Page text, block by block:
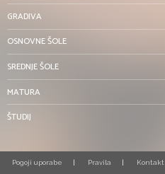
GRADIVA
OSNOVNE ŠOLE
SREDNJE ŠOLE
MATURA
ŠTUDIJ
Pogoji uporabe Pravila Kontakt